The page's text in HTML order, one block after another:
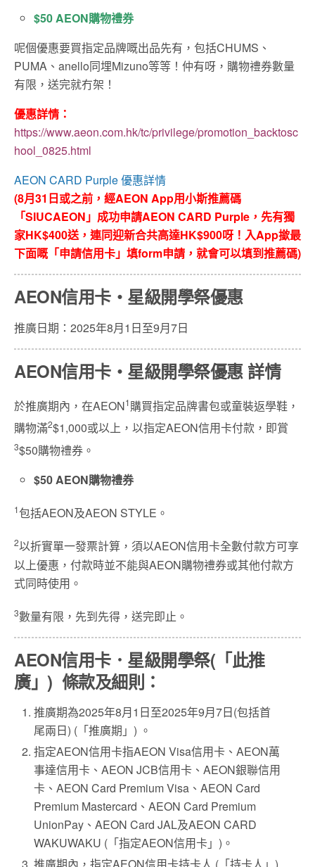
$50 AEON購物禮券
呢個優惠要買指定品牌嘅出品先有，包括CHUMS 、
PUMA 、 anello同埋Mizuno等等！仲有呀，購物禮券數量
有限，送完就冇架！
優惠詳情：
https://www.aeon.com.hk/tc/privilege/promotion_backtosc
hool_0825.html
AEON CARD Purple 優惠詳情
(8月31日或之前，經AEON App用小斯推薦碼
「SIUCAEON」成功申請AEON CARD Purple，先有獨
家HK$400送，連同迎新合共高達HK$900呀！入App撳最
下面嘅「申請信用卡」填form申請，就會可以填到推薦碼)
AEON信用卡・星級開學祭優惠
推廣日期：2025年8月1日至9月7日
AEON信用卡・星級開學祭優惠 詳情
於推廣期內，在AEON1購買指定品牌書包或童裝返學鞋，
購物滿2$1,000或以上，以指定AEON信用卡付款，即賞
3$50購物禮券。
$50 AEON購物禮券
1包括AEON及AEON STYLE。
2以折實單一發票計算，須以AEON信用卡全數付款方可享
以上優惠，付款時並不能與AEON購物禮券或其他付款方
式同時使用。
3數量有限，先到先得，送完即止。
AEON信用卡．星級開學祭(「此推
廣」) 條款及細則：
推廣期為2025年8月1日至2025年9月7日(包括首
尾兩日) (「推廣期」) 。
指定AEON信用卡指AEON Visa信用卡、AEON萬
事達信用卡、AEON JCB信用卡、AEON銀聯信用
卡、AEON Card Premium Visa、AEON Card
Premium Mastercard、AEON Card Premium
UnionPay、AEON Card JAL及AEON CARD
WAKUWAKU (「指定AEON信用卡」)。